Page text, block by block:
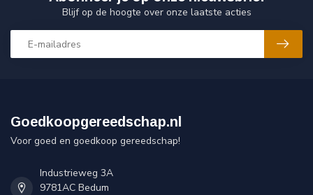
Blijf op de hoogte over onze laatste acties
Goedkoopgereedschap.nl
Voor goed en goedkoop gereedschap!
Industrieweg 3A
9781AC Bedum